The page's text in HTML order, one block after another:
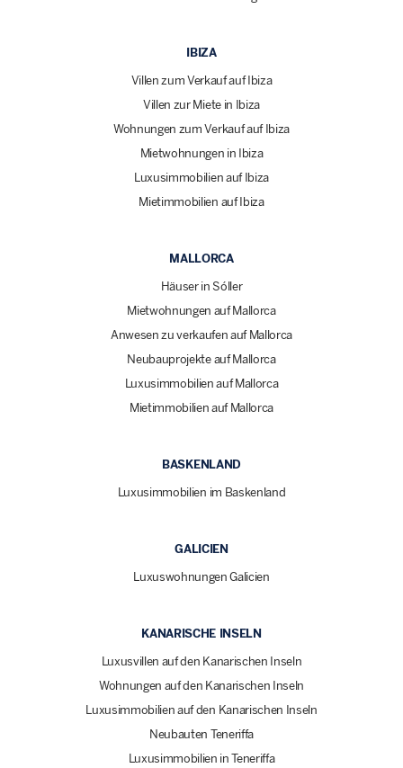
IBIZA
Villen zum Verkauf auf Ibiza
Villen zur Miete in Ibiza
Wohnungen zum Verkauf auf Ibiza
Mietwohnungen in Ibiza
Luxusimmobilien auf Ibiza
Mietimmobilien auf Ibiza
MALLORCA
Häuser in Sóller
Mietwohnungen auf Mallorca
Anwesen zu verkaufen auf Mallorca
Neubauprojekte auf Mallorca
Luxusimmobilien auf Mallorca
Mietimmobilien auf Mallorca
BASKENLAND
Luxusimmobilien im Baskenland
GALICIEN
Luxuswohnungen Galicien
KANARISCHE INSELN
Luxusvillen auf den Kanarischen Inseln
Wohnungen auf den Kanarischen Inseln
Luxusimmobilien auf den Kanarischen Inseln
Neubauten Teneriffa
Luxusimmobilien in Teneriffa